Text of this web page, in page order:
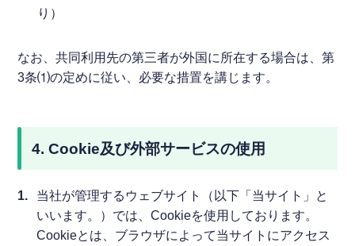
り）
なお、共同利用先の第三者が外国に所在する場合は、第
3条⑴の定めに従い、必要な措置を講じます。
4. Cookie及び外部サービスの使用
1.
当社が管理するウェブサイト（以下「当サイト」と
いいます。）では、Cookieを使用しております。
Cookieとは、ブラウザによって当サイトにアクセス